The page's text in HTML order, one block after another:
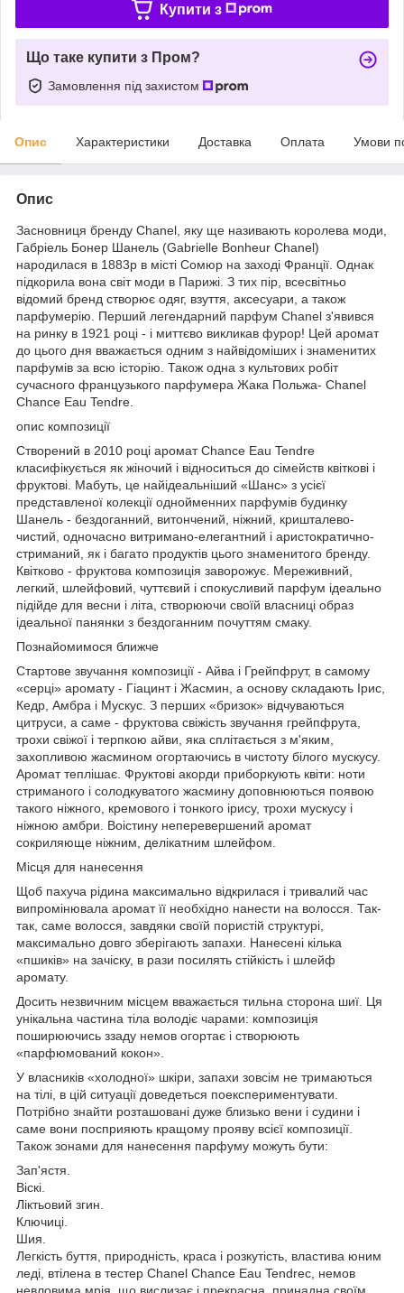
Купити з
Що таке купити з Пром?
Замовлення під захистом
Опис Характеристики Доставка Оплата Умови
Опис
Засновниця бренду Chanel, яку ще називають королева моди,
Габріель Бонер Шанель (Gabrielle Bonheur Chanel)
народилася в 1883р в місті Сомюр на заході Франції. Однак
підкорила вона світ моди в Парижі. З тих пір, всесвітньо
відомий бренд створює одяг, взуття, аксесуари, а також
парфумерію. Перший легендарний парфум Chanel з'явився
на ринку в 1921 році - і миттєво викликав фурор! Цей аромат
до цього дня вважається одним з найвідоміших і знаменитих
парфумів за всю історію. Також одна з культових робіт
сучасного французького парфумера Жака Польжа- Chanel
Chance Eau Tendre.
опис композиції
Створений в 2010 році аромат Chance Eau Tendre
класифікується як жіночий і відноситься до сімейств квіткові і
фруктові. Мабуть, це найідеальніший «Шанс» з усієї
представленої колекції однойменних парфумів будинку
Шанель - бездоганний, витончений, ніжний, кришталево-
чистий, одночасно витримано-елегантний і аристократично-
стриманий, як і багато продуктів цього знаменитого бренду.
Квітково - фруктова композиція заворожує. Мереживний,
легкий, шлейфовий, чуттєвий і спокусливий парфум ідеально
підійде для весни і літа, створюючи своїй власниці образ
ідеальної панянки з бездоганним почуттям смаку.
Познайомимося ближче
Стартове звучання композиції - Айва і Грейпфрут, в самому
«серці» аромату - Гіацинт і Жасмин, а основу складають Ірис,
Кедр, Амбра і Мускус. З перших «бризок» відчуваються
цитруси, а саме - фруктова свіжість звучання грейпфрута,
трохи свіжої і терпкою айви, яка сплітається з м'яким,
захопливою жасмином огортаючись в чистоту білого мускусу.
Аромат теплішає. Фруктові акорди приборкують квіти: ноти
стриманого і солодкуватого жасмину доповнюються появою
такого ніжного, кремового і тонкого ірису, трохи мускусу і
ніжною амбри. Воістину неперевершений аромат
сокриляюще ніжним, делікатним шлейфом.
Місця для нанесення
Щоб пахуча рідина максимально відкрилася і тривалий час
випромінювала аромат її необхідно нанести на волосся. Так-
так, саме волосся, завдяки своїй пористій структурі,
максимально довго зберігають запахи. Нанесені кілька
«пшиків» на зачіску, в рази посилять стійкість і шлейф
аромату.
Досить незвичним місцем вважається тильна сторона шиї. Ця
унікальна частина тіла володіє чарами: композиція
поширюючись ззаду немов огортає і створюють
«парфюмований кокон».
У власників «холодної» шкіри, запахи зовсім не тримаються
на тілі, в цій ситуації доведеться поекспериментувати.
Потрібно знайти розташовані дуже близько вени і судини і
саме вони посприяють кращому прояву всієї композиції.
Також зонами для нанесення парфуму можуть бути:
Зап'ястя.
Віскі.
Ліктьовий згин.
Ключиці.
Шия.
Легкість буття, природність, краса і розкутість, властива юним
леді, втілена в тестер Chanel Chance Eau Tendreс, немов
невловима мрія, що вислизає і прекрасна, принадна своїм